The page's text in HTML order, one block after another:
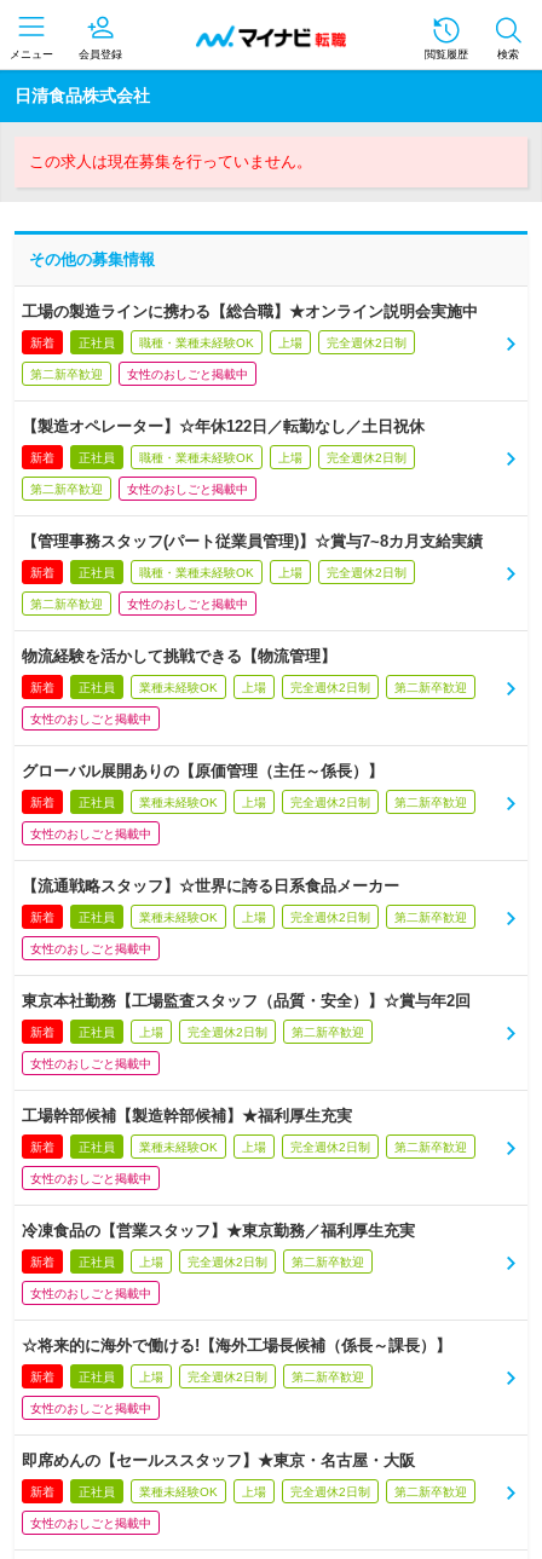
メニュー 会員登録 閲覧履歴 検索
日清食品株式会社
この求人は現在募集を行っていません。
その他の募集情報
工場の製造ラインに携わる【総合職】★オンライン説明会実施中
新着 正社員 職種・業種未経験OK 上場 完全週休2日制
第二新卒歓迎 女性のおしごと掲載中
【製造オペレーター】☆年休122日／転勤なし／土日祝休
新着 正社員 職種・業種未経験OK 上場 完全週休2日制
第二新卒歓迎 女性のおしごと掲載中
【管理事務スタッフ(パート従業員管理)】☆賞与7~8カ月支給実績
新着 正社員 職種・業種未経験OK 上場 完全週休2日制
第二新卒歓迎 女性のおしごと掲載中
物流経験を活かして挑戦できる【物流管理】
新着 正社員 業種未経験OK 上場 完全週休2日制 第二新卒歓迎
女性のおしごと掲載中
グローバル展開ありの【原価管理（主任～係長）】
新着 正社員 業種未経験OK 上場 完全週休2日制 第二新卒歓迎
女性のおしごと掲載中
【流通戦略スタッフ】☆世界に誇る日系食品メーカー
新着 正社員 業種未経験OK 上場 完全週休2日制 第二新卒歓迎
女性のおしごと掲載中
東京本社勤務【工場監査スタッフ（品質・安全）】☆賞与年2回
新着 正社員 上場 完全週休2日制 第二新卒歓迎
女性のおしごと掲載中
工場幹部候補【製造幹部候補】★福利厚生充実
新着 正社員 業種未経験OK 上場 完全週休2日制 第二新卒歓迎
女性のおしごと掲載中
冷凍食品の【営業スタッフ】★東京勤務／福利厚生充実
新着 正社員 上場 完全週休2日制 第二新卒歓迎
女性のおしごと掲載中
☆将来的に海外で働ける!【海外工場長候補（係長～課長）】
新着 正社員 上場 完全週休2日制 第二新卒歓迎
女性のおしごと掲載中
即席めんの【セールススタッフ】★東京・名古屋・大阪
新着 正社員 業種未経験OK 上場 完全週休2日制 第二新卒歓迎
女性のおしごと掲載中